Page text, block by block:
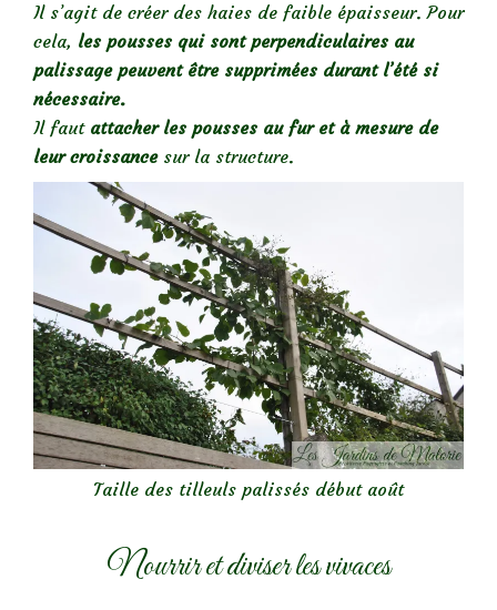
Il s’agit de créer des haies de faible épaisseur. Pour
cela, les pousses qui sont perpendiculaires au
palissage peuvent être supprimées durant l’été si
nécessaire.
Il faut attacher les pousses au fur et à mesure de
leur croissancesur la structure.
Taille des tilleuls palissés début août
Nourrir et diviser les vivaces